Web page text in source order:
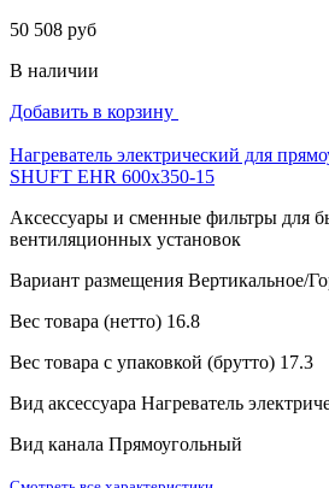
50 508 руб
В наличии
Добавить в корзину
Нагреватель электрический для
SHUFT EHR 600x350-15
Аксессуары и сменные фильтры для
вентиляционных установок
Вариант размещения Вертикальное/
Вес товара (нетто) 16.8
Вес товара с упаковкой (брутто) 17.3
Вид аксессуара Нагреватель
Вид канала Прямоугольный